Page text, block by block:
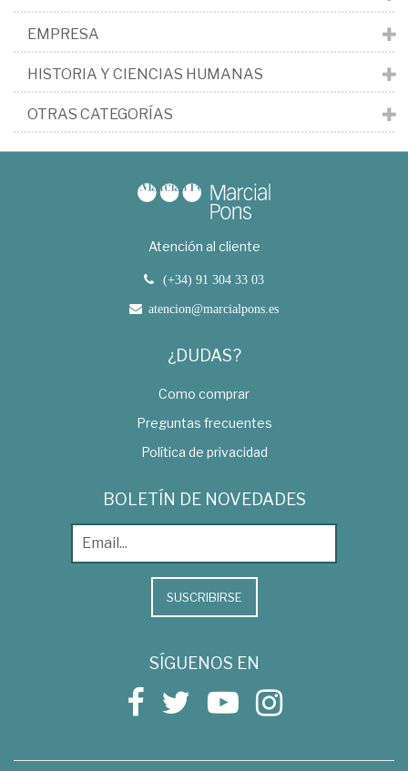
EMPRESA
HISTORIA Y CIENCIAS HUMANAS
OTRAS CATEGORÍAS
Atención al cliente
(+34) 91 304 33 03
atencion@marcialpons.es
¿DUDAS?
Como comprar
Preguntas frecuentes
Política de privacidad
BOLETÍN DE NOVEDADES
SUSCRIBIRSE
SÍGUENOS EN